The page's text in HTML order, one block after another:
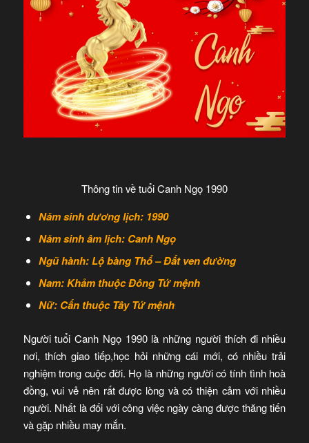
Thông tin về tuổi Canh Ngọ 1990
Năm sinh dương lịch: 1990
Năm sinh âm lịch: Canh Ngọ
Ngũ hành: Lộ bàng Thổ – Đất ven đường
Nam: Khảm thuộc Đông Tứ mệnh
Nữ: Cấn thuộc Tây Tứ mệnh
Người tuổi Canh Ngọ 1990 là những người thích đi nhiều
nơi, thích giao tiếp,học hỏi những cái mới, có nhiều trải
nghiệm trong cuộc đời. Họ là những người có tính tình hoà
đồng, vui vẻ nên rất được lòng và có thiện cảm với nhiều
người. Nhất là đối với công việc ngày càng được thăng tiến
và gặp nhiều may mắn.